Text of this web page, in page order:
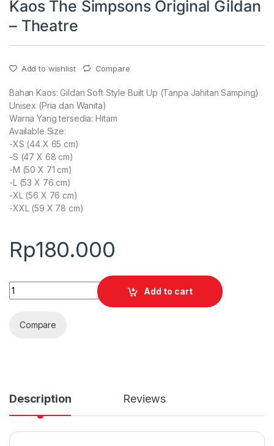
Kaos The Simpsons Original Gildan
– Theatre
Add to wishlist Compare
Bahan Kaos: Gildan Soft Style Built Up (Tanpa Jahitan Samping)
Unisex (Pria dan Wanita)
Warna Yang tersedia: Hitam
Available Size:
-XS (44 X 65 cm)
-S (47 X 68 cm)
-M (50 X 71 cm)
-L (53 X 76 cm)
-XL (56 X 76 cm)
-XXL (59 X 78 cm)
Rp180.000
Quantity
Add to cart
Compare
Description Reviews